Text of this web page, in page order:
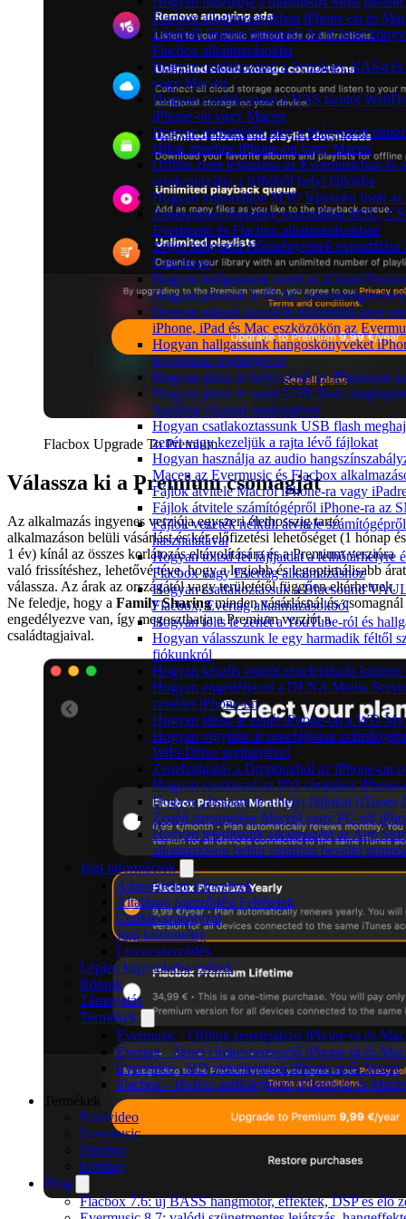
Flacbox alkalmazásokban iPhone-on és
Lépésről lépésre útmutató: Az iCloud
Flacbox alkalmazásokba
Hogyan csatlakoztasd a Synology NAS-t
vagy Mac-en
Hogyan csatlakoztasd a NAS tárolót
iPhone-on vagy Macen
Hogyan tekinthetők meg a beágyazott
fájlok zenéhez iPhone-on vagy Macen
Offline zene lejátszása az Evermusicban és
szinkronizálás a felhőből helyi fájlokba
Hogyan importáljon M3U lejátszási listát az
Zeneszámgyűjtemény exportálása M3U,
Evermusic és Flacbox alkalmazásokban
Teljes hallgatási előzményeinek
Last.fm-re
Hogyan hallgassunk zenét az iCloud
Hogyan játsszak le FLAC
Hogyan adjunk hozzá és tekintsünk meg
iPhone, iPad és Mac eszközökön az
Hogyan hallgassunk hangoskönyveket
Evermusic segítségével
Hogyan játssz le helyi zenét az iPhone-on
Hogyan játssz le zenét USB flash
SanDisk iXpand segítségével
Hogyan csatlakoztassunk USB flash
zenét vagy kezeljük a rajta lévő fájlokat
Hogyan használja az audio
Macen az Evermusic és Flacbox
Fájlok átvitele Macről iPhone-ra vagy
Fájlok átvitele számítógépről iPhone-ra az
Fájlok vezeték nélküli átvitele
használatával
Hogyan töltsd fel fájljaidat a felhőtárhelyre
Flacbox vagy Evertag alkalmazáshoz
Hogyan csatlakoztassuk a Bluesound
Flacbox, Evertag alkalmazásokból
Hogyan tölts le zenét a YouTube-ról és
Hogyan válasszunk le egy harmadik féltől
fiókunkról
Hogyan készíts videót zenelejátszás közben
Hogyan engedélyezd a DLNA Media
zenédet iPhone-on
Hogyan játssz le zenét iPhone-on a WD
Hogyan vigyünk át zenefájlokat
WiFi-Drive segítségével
Zenehallgatás a Dropboxból az iPhone-on
Hogyan szerkeszd az ID3 címkéket
Hogyan játsszam le a helyi fájlokat (iTunes
Zenéd streamelése Macről vagy PC-ről
Hogyan telepítsünk alkalmazást az App
alkalmazáson belüli vásárlást beváltó
Jogi információk
Adatvédelmi irányelvek
Általános Szerződési Feltételek
Cookie-szabályzat
Jogi közlemény
Licencszerződés
Lépjen kapcsolatba velünk
Rólunk
Támogatás
Termékek
Evermusic - Offline zenelejátszó iPhone-ra és
Evertag - Zenei címkeszerkesztő iPhone-ra és
Evervideo - HD videólejátszó iPhone-ra és Macre
Flacbox - Hi-Res audiolejátszó iPhone-ra és Macre
Termékek
Evervideo
Evermusic
Flacbox
Evertag
Blog
Flacbox 7.6: új BASS hangmotor, effektek, DSP és élő
Flacbox Upgrade To Premium
Válassza ki a Premium csomagját
Az alkalmazás ingyenes verziója egyszeri élethosszig tartó
alkalmazáson belüli vásárlást és két előfizetési lehetőséget (1 hónap és
1 év) kínál az összes korlátozás eltávolítására és a Premium verzióra
való frissítéshez, lehetővé téve, hogy a legjobb és legoptimálisabb árat
válassza. Az árak az országától vagy területétől függően eltérhetnek.
Ne feledje, hogy a Family Sharingminden vásárlásnál és csomagnál
engedélyezve van, így megoszthatja a Premium verziót a
családtagjaival.